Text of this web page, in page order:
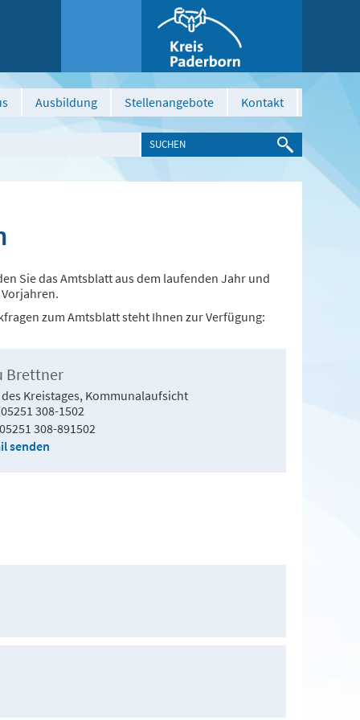
Ausbildung Stellenangebote Kontakt
Sie das Amtsblatt aus dem laufenden Jahr und
zum Amtsblatt steht Ihnen zur Verfügung:
Brettner
Kreistages, Kommunalaufsicht
05251 308-1502
05251 308-891502
senden